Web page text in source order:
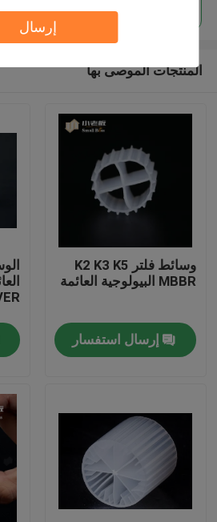
إرسال
منتجات
معلومات عنا
المنتجات الموصى بها
وسائط فلتر K2 K3 K5
MBBR البيولوجية العائمة
إرسال استفسار